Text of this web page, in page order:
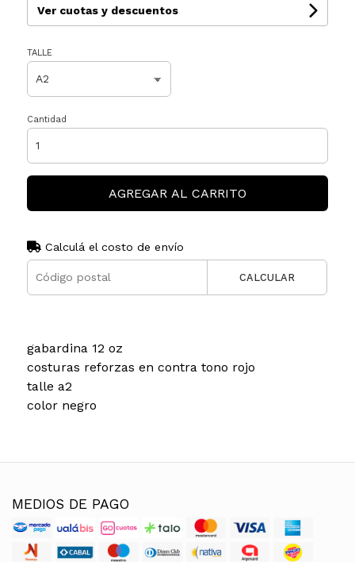
Ver cuotas y descuentos
TALLE
Cantidad
AGREGAR AL CARRITO
Calculá el costo de envío
CALCULAR
gabardina 12 oz
costuras reforzas en contra tono rojo
talle a2
color negro
MEDIOS DE PAGO